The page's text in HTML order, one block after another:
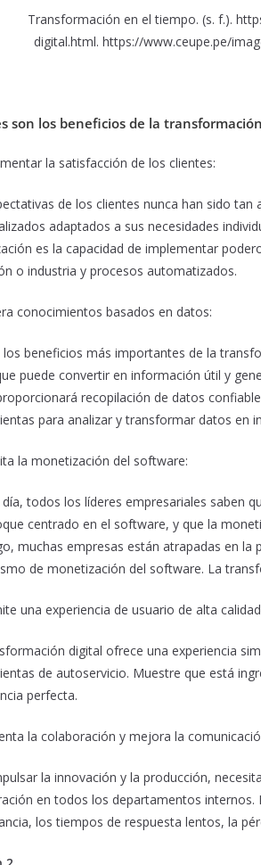
Transformación en el tiempo. (s. f.).
digital.html. https://www.ceupe.pe/
son los beneficios de la
la satisfacción de los clientes:
de los clientes nunca han sido
adaptados a sus necesidades
es la capacidad de implementar
o industria y procesos automatizados.
conocimientos basados en datos:
los beneficios más importantes de la
puede convertir en información útil y
recopilación de datos
para analizar y transformar datos en
la monetización del software:
día, todos los líderes empresariales saben
centrado en el software, y que la
muchas empresas están atrapadas en
de monetización del software. La
una experiencia de usuario de alta
digital ofrece una experiencia
de autoservicio. Muestre que está
perfecta.
la colaboración y mejora la
la innovación y la producción,
en todos los departamentos
los tiempos de respuesta lentos, la